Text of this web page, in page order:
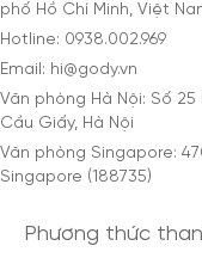
phố Hồ Chí Minh, Việt
Hotline: 0938.002.969
Email: hi@gody.vn
Văn phòng Hà Nội: Số
Cầu Giấy, Hà Nội
Văn phòng Singapore:
Singapore (188735)
Phương thức